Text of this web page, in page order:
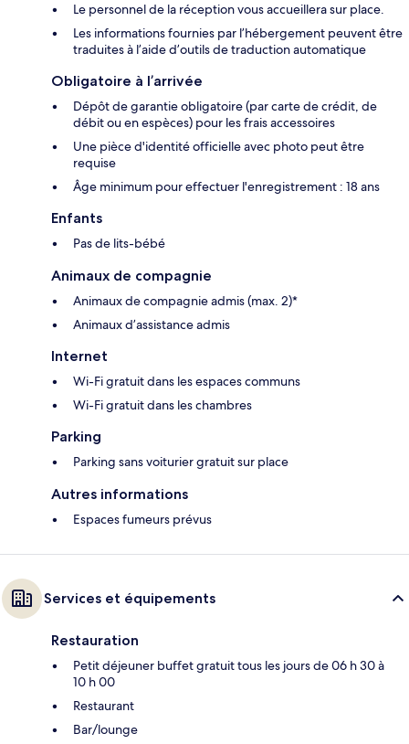
Le personnel de la réception vous accueillera sur place.
Les informations fournies par l’hébergement peuvent être
traduites à l’aide d’outils de traduction automatique
Obligatoire à l’arrivée
Dépôt de garantie obligatoire (par carte de crédit, de
débit ou en espèces) pour les frais accessoires
Une pièce d'identité officielle avec photo peut être
requise
Âge minimum pour effectuer l'enregistrement : 18 ans
Enfants
Pas de lits-bébé
Animaux de compagnie
Animaux de compagnie admis (max. 2)*
Animaux d’assistance admis
Internet
Wi-Fi gratuit dans les espaces communs
Wi-Fi gratuit dans les chambres
Parking
Parking sans voiturier gratuit sur place
Autres informations
Espaces fumeurs prévus
Services et équipements
Restauration
Petit déjeuner buffet gratuit tous les jours de 06 h 30 à
10 h 00
Restaurant
Bar/lounge